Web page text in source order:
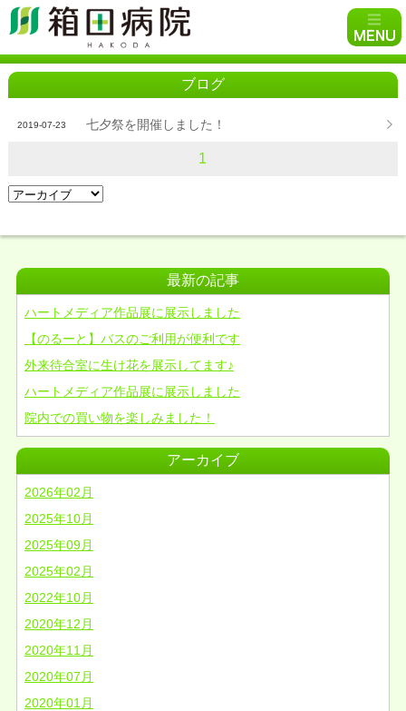
ブログ
2019-07-23 七夕祭を開催しました！
1
最新の記事
ハートメディア作品展に展示しました
【のるーと】バスのご利用が便利です
外来待合室に生け花を展示してます♪
ハートメディア作品展に展示しました
院内での買い物を楽しみました！
アーカイブ
2026年02月
2025年10月
2025年09月
2025年02月
2022年10月
2020年12月
2020年11月
2020年07月
2020年01月